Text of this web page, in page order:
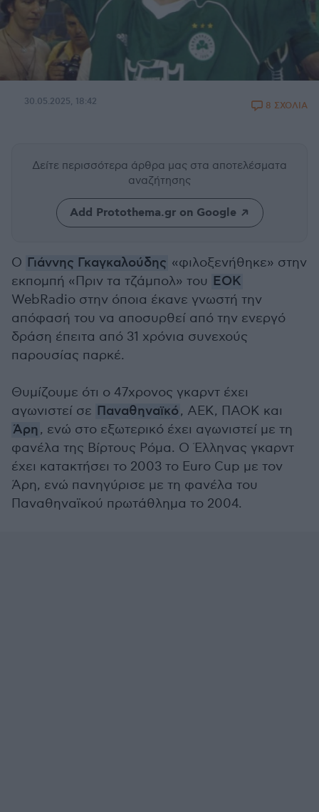
30.05.2025, 18:42 8 ΣΧΟΛΙΑ
Δείτε περισσότερα άρθρα μας στα αποτελέσματα
αναζήτησης
Add Protothema.gr on Google
Ο Γιάννης Γκαγκαλούδης «φιλοξενήθηκε» στην
εκπομπή «Πριν τα τζάμπολ» του EOK
WebRadio στην όποια έκανε γνωστή την
απόφασή του να αποσυρθεί από την ενεργό
δράση έπειτα από 31 χρόνια συνεχούς
παρουσίας παρκέ.
Θυμίζουμε ότι ο 47χρονος γκαρντ έχει
αγωνιστεί σε Παναθηναϊκό, ΑΕΚ, ΠΑΟΚ και
Άρη, ενώ στο εξωτερικό έχει αγωνιστεί με τη
φανέλα της Βίρτους Ρόμα. Ο Έλληνας γκαρντ
έχει κατακτήσει το 2003 το Euro Cup με τον
Άρη, ενώ πανηγύρισε με τη φανέλα του
Παναθηναϊκού πρωτάθλημα το 2004.